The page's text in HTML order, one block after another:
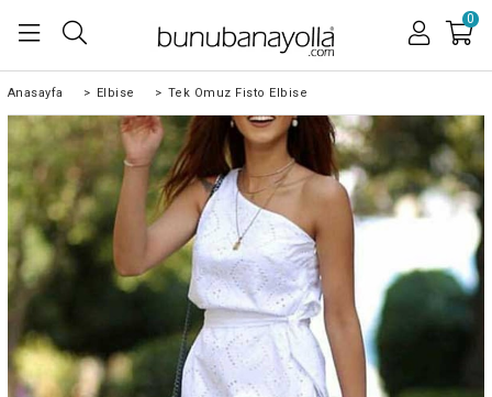
0
Anasayfa > Elbise > Tek Omuz Fisto Elbise